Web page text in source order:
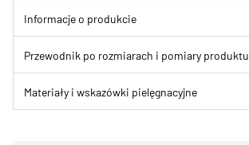
Informacje o produkcie
Przewodnik po rozmiarach i pomiary produktu
Materiały i wskazówki pielęgnacyjne